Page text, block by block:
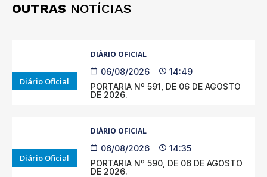
OUTRAS NOTÍCIAS
Diário Oficial
DIÁRIO OFICIAL
06/08/2026
14:49
PORTARIA Nº 591, DE 06 DE AGOSTO
DE 2026.
Diário Oficial
DIÁRIO OFICIAL
06/08/2026
14:35
PORTARIA Nº 590, DE 06 DE AGOSTO
DE 2026.